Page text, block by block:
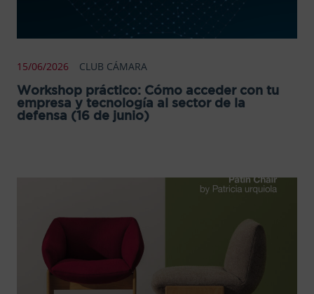
15/06/2026 CLUB CÁMARA
Workshop práctico: Cómo acceder con tu
empresa y tecnología al sector de la
defensa (16 de junio)